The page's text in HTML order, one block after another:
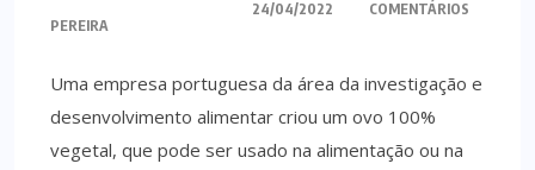
PEREIRA
24/04/2022
COMENTÁRIOS
Uma empresa portuguesa da área da investigação e
desenvolvimento alimentar criou um ovo 100%
vegetal, que pode ser usado na alimentação ou na